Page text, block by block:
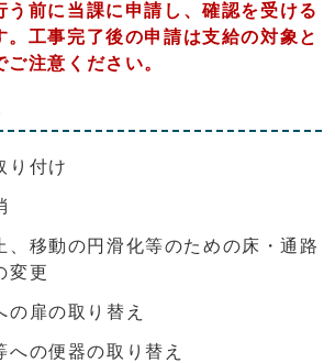
う前に当課に申請し、確認を受ける
。工事完了後の申請は支給の対象と
注意ください。
り付け
、移動の円滑化等のための床・通路
変更
の扉の取り替え
への便器の取り替え